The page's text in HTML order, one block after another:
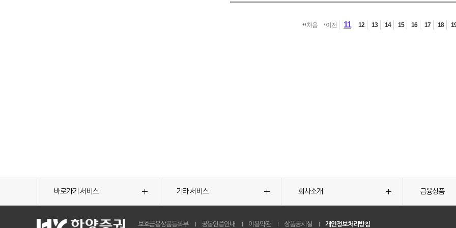
처음 이전 11 12 13 14 15 16 17 18
바로가기 서비스 기타 서비스 회사소개 금융상품
보호금융상품등록부 공동인증안내 이용약관 상품공시실 개인정보처리방침